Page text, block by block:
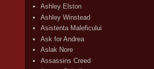
Ashley Elston
Ashley Winstead
Asistenta Maleficului
Ask for Andrea
Aslak Nore
Assassins Creed